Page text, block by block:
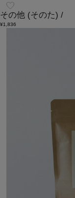
その他 (そのた) /
¥1,836